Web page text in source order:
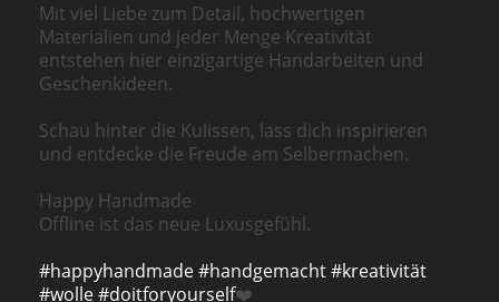
Mit viel Liebe zum Detail, hochwertigen
Materialien und jeder Menge Kreativität
entstehen hier einzigartige Handarbeiten und
Geschenkideen.
Schau hinter die Kulissen, lass dich inspirieren
und entdecke die Freude am Selbermachen.
Happy Handmade
Offline ist das neue Luxusgefühl.
#happyhandmade#handgemacht#kreativität
#wolle#doitforyourself❤️